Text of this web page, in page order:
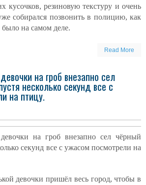
кусочков, резиновую текстуру и очень
собирался позвонить в полицию, как
было на самом деле.
Read More
на гроб внезапно сел
несколько секунд все с
на птицу.
на гроб внезапно сел чёрный
секунд все с ужасом посмотрели на
девочки пришёл весь город, чтобы в